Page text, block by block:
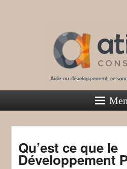
Atiola
Qu’est ce que le
Développement